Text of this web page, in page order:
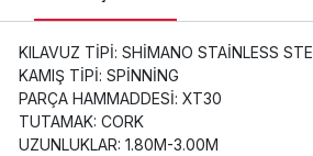
KILAVUZ TİPİ: SHİMANO STAİNLESS
KAMIŞ TİPİ: SPİNNİNG
PARÇA HAMMADDESİ: XT30
TUTAMAK: CORK
UZUNLUKLAR: 1.80M-3.00M